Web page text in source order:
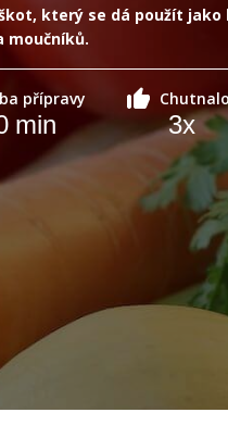
který se dá použít jako
moučníků.
přípravy
min 3x